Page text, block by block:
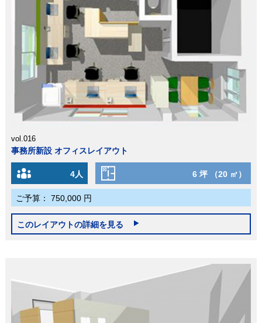
vol.016
事務所新設 オフィスレイアウト
4人 6 坪 （20 ㎡）
ご予算： 750,000 円
このレイアウトの詳細を見る